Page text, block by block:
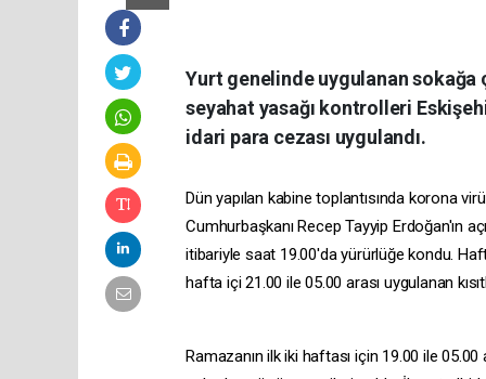
Yurt genelinde uygulanan sokağa
seyahat yasağı kontrolleri
idari para cezası uygulandı.
Dün yapılan kabine toplantısında korona
Cumhurbaşkanı Recep Tayyip Erdoğan'ın
itibariyle saat 19.00'da yürürlüğe kondu.
hafta içi 21.00 ile 05.00 arası uygulanan
Ramazanın ilk iki haftası için 19.00 ile